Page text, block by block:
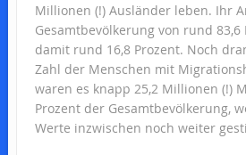
Millionen (!) Ausländer leben. Ihr
Gesamtbevölkerung von rund
damit rund 16,8 Prozent. Noch
Zahl der Menschen mit
waren es knapp 25,2 Millionen (!)
Prozent der Gesamtbevölkerung,
Werte inzwischen noch weiter